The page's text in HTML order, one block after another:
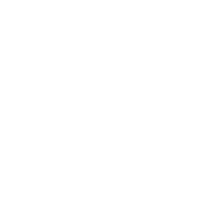
, ve y descansa
hablar con
de la fiesta y no puedo